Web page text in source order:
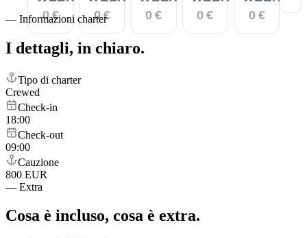
0 €
0 €
0 €
0 €
0 €
— Informazioni charter
I dettagli, in chiaro.
Tipo di charter
Crewed
Check-in
18:00
Check-out
09:00
Cauzione
800 EUR
— Extra
Cosa è incluso, cosa è extra.